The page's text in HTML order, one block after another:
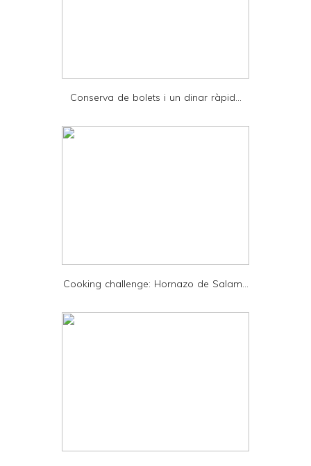
d
Conserva de bolets i un dinar ràpid...
Cooking challenge: Hornazo de Salam...